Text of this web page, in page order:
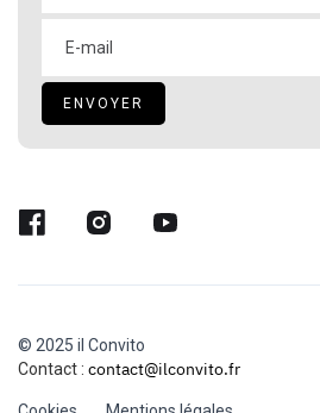
© 2025 il Convito
Contact : contact@ilconvito.fr